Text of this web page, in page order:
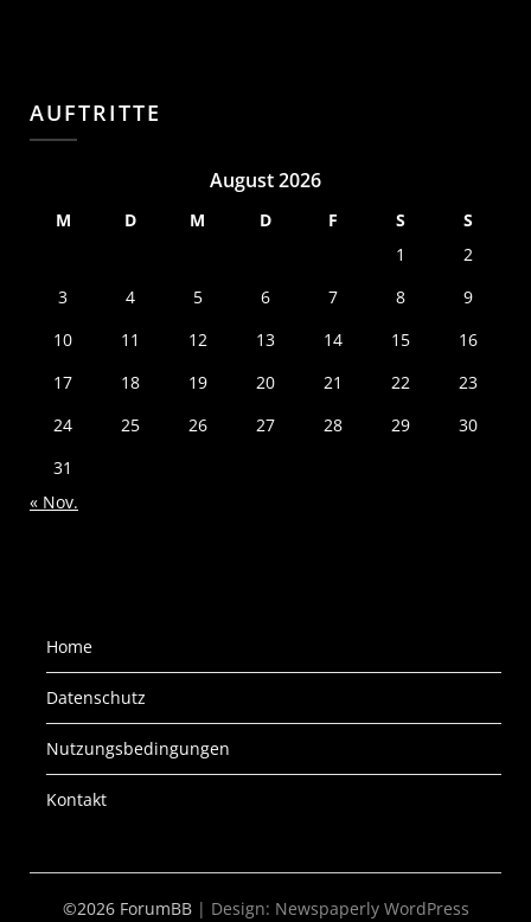
AUFTRITTE
August 2026
M D M D F S
S
1
2
3
4 5 6 7 8
9
10
11 12 13 14 15
16
17
18 19 20 21 22
23
24
25 26 27 28 29
30
31
« Nov.
Home
Datenschutz
Nutzungsbedingungen
Kontakt
©2026 ForumBB | Design: Newspaperly WordPress